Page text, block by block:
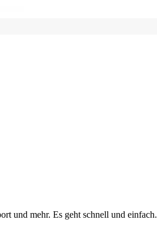
und mehr. Es geht schnell und einfach.